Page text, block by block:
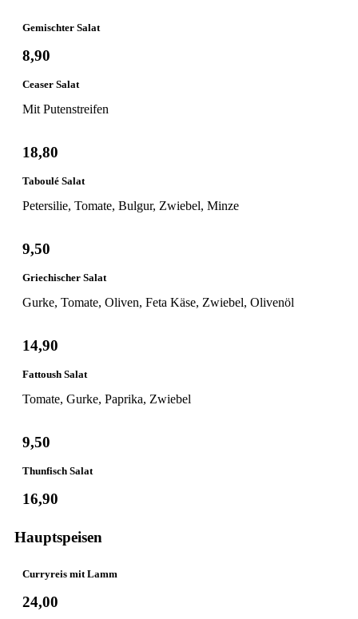
Gemischter Salat
8,90
Ceaser Salat
Mit Putenstreifen
18,80
Taboulé Salat
Petersilie, Tomate, Bulgur, Zwiebel, Minze
9,50
Griechischer Salat
Gurke, Tomate, Oliven, Feta Käse, Zwiebel, Olivenöl
14,90
Fattoush Salat
Tomate, Gurke, Paprika, Zwiebel
9,50
Thunfisch Salat
16,90
Hauptspeisen
Curryreis mit Lamm
24,00